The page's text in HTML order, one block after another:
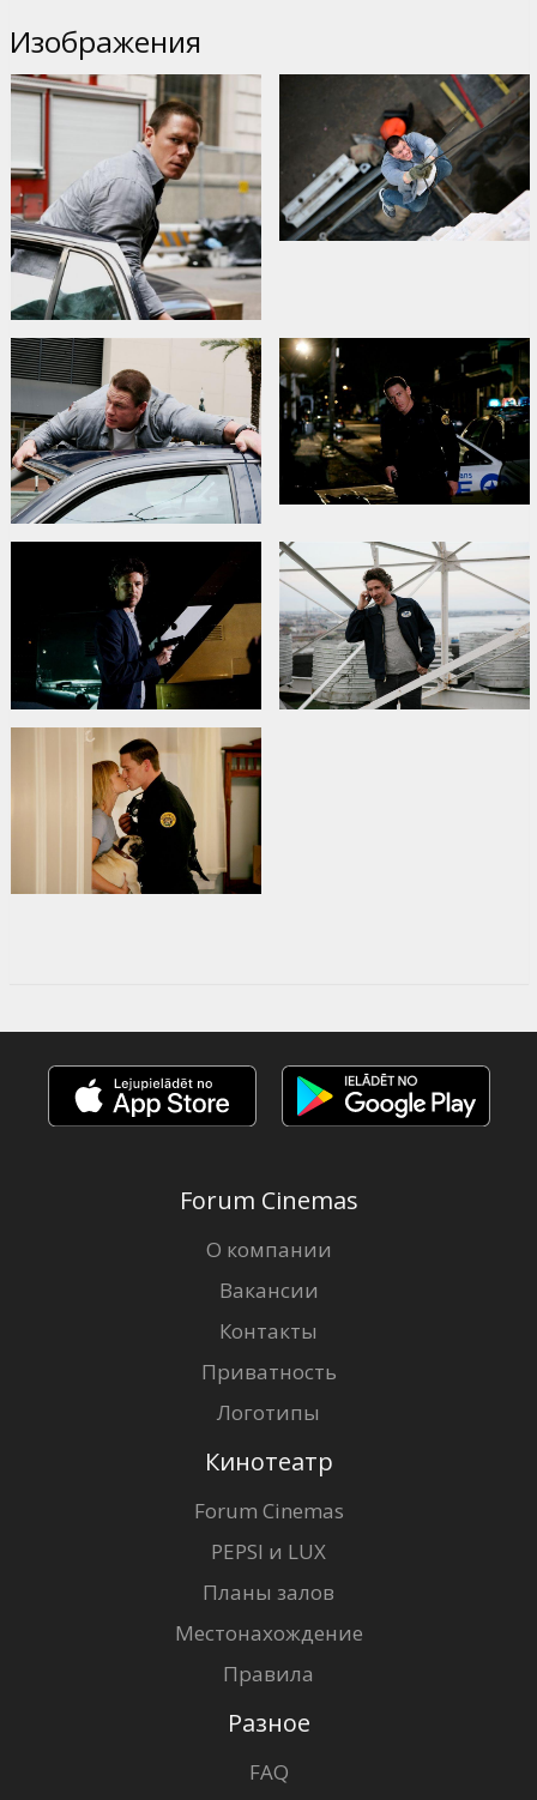
Изображения
Forum Cinemas
О компании
Вакансии
Контакты
Приватность
Логотипы
Кинотеатр
Forum Cinemas
PEPSI и LUX
Планы залов
Местонахождение
Правила
Разное
FAQ